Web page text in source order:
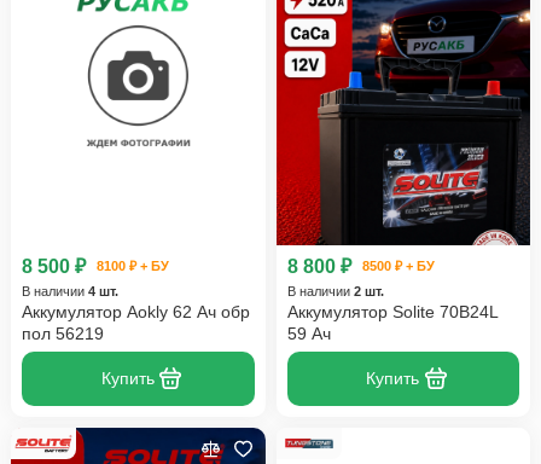
8 500 ₽
8100 ₽ + БУ
В наличии 4 шт.
Аккумулятор Aokly 62 Ач обр
пол 56219
Купить
8 800 ₽
8500 ₽ + БУ
В наличии 2 шт.
Аккумулятор Solite 70B24L
59 Ач
Купить